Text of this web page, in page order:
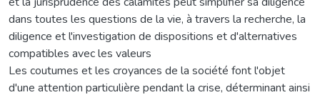
dans toutes les questions de la vie, à travers la recherche, la
diligence et l'investigation de dispositions et d'alternatives
compatibles avec les valeurs
Les coutumes et les croyances de la société font l'objet
d'une attention particulière pendant la crise, déterminant ainsi